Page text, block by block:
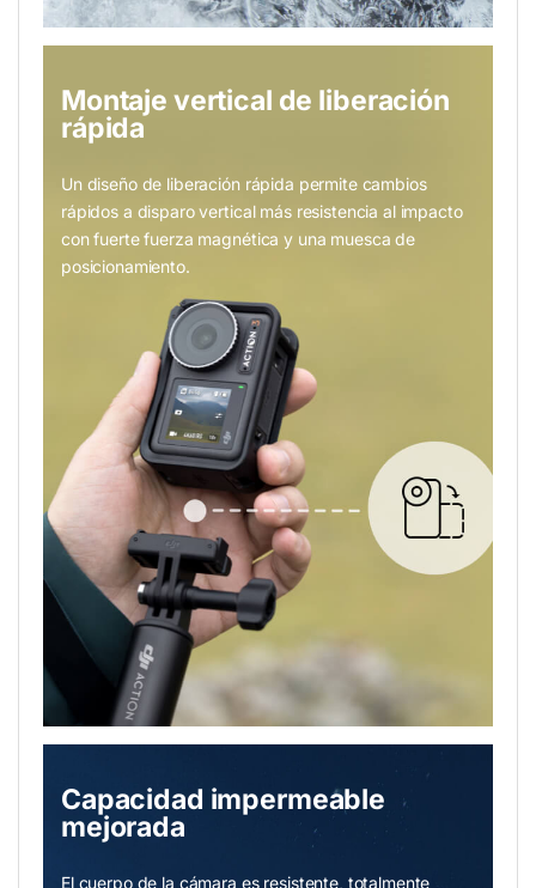
Montaje vertical de liberación
rápida
Un diseño de liberación rápida permite cambios
rápidos a disparo vertical más resistencia al impacto
con fuerte fuerza magnética y una muesca de
posicionamiento.
Capacidad impermeable
mejorada
El cuerpo de la cámara es resistente, totalmente